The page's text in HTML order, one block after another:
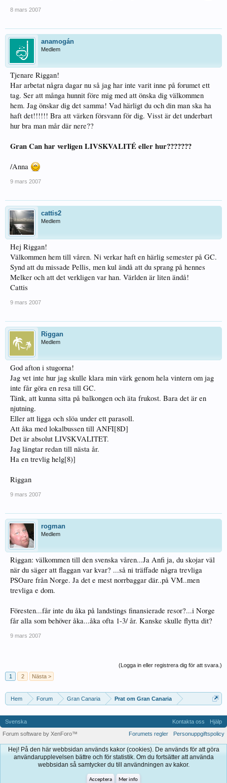
8 mars 2007
anamogán
Medlem
Tjenare Riggan!
Har arbetat några dagar nu så jag har inte varit inne på forumet ett
tag. Ser att många hunnit före mig med att önska dig välkommen
hem. Jag önskar dig det samma! Vad härligt du och din man ska ha
haft det!!!!!! Bra att värken försvann för dig. Visst är det underbart
hur bra man mår där nere??
Gran Can har verligen LIVSKVALITÉ eller hur???????
/Anna
9 mars 2007
cattis2
Medlem
Hej Riggan!
Välkommen hem till våren. Ni verkar haft en härlig semester på GC.
Synd att du missade Pellis, men kul ändå att du sprang på hennes
Melker och att det verkligen var han. Världen är liten ändå!
Cattis
9 mars 2007
Riggan
Medlem
God afton i stugorna!
Jag vet inte hur jag skulle klara min värk genom hela vintern om jag
inte får göra en resa till GC.
Tänk, att kunna sitta på balkongen och äta frukost. Bara det är en
njutning.
Eller att ligga och slöa under ett parasoll.
Att åka med lokalbussen till ANFI[8D]
Det är absolut LIVSKVALITET.
Jag längtar redan till nästa år.
Ha en trevlig helg[8)]
Riggan
9 mars 2007
rogman
Medlem
Riggan: välkommen till den svenska våren...Ja Anfi ja, du skojar väl
när du säger att flaggan var kvar? ...så ni träffade några trevliga
PSOare från Norge. Ja det e mest norrbaggar där..på VM..men
trevliga e dom.
Föresten...får inte du åka på landstings finansierade resor?...i Norge
får alla som behöver åka...åka ofta 1-3/ år. Kanske skulle flytta dit?
9 mars 2007
(Logga in eller registrera dig för att svara.)
1
2 Nästa >
Hem Forum Gran Canaria Prat om Gran Canaria
Svenska Kontakta oss
Hjälp
Forumets regler
Personuppgiftspolicy
Forum software by XenForo™
Hej! På den här webbsidan används kakor (cookies). De används för att göra
användarupplevelsen bättre och för statistik. Om du fortsätter att använda
webbsidan så samtycker du till användningen av kakor.
Acceptera Mer info